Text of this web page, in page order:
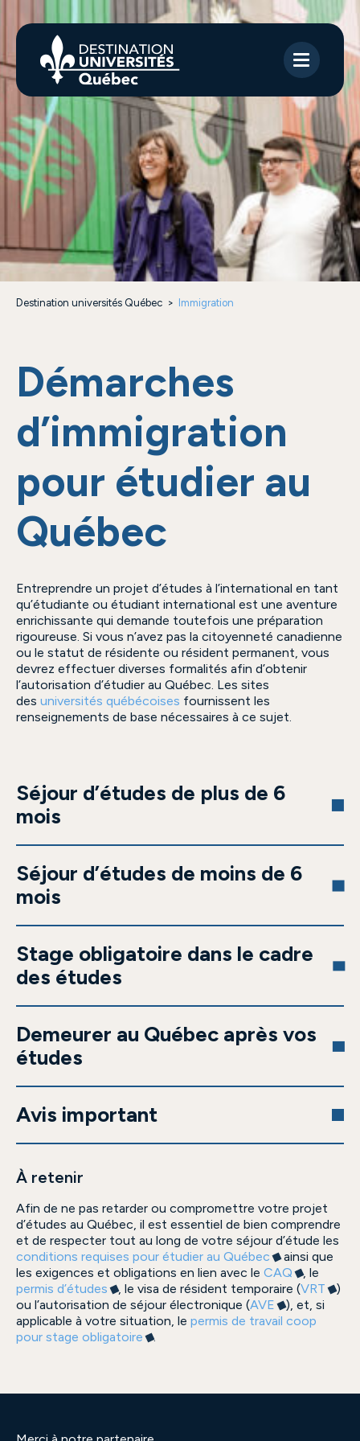
Destination universités Québec > Immigration
Démarches
d’immigration
pour étudier au
Québec
Entreprendre un projet d’études à l’international en tant
qu’étudiante ou étudiant international est une aventure
enrichissante qui demande toutefois une préparation
rigoureuse. Si vous n’avez pas la citoyenneté canadienne
ou le statut de résidente ou résident permanent, vous
devrez effectuer diverses formalités afin d’obtenir
l’autorisation d’étudier au Québec. Les sites
des universités québécoises fournissent les
renseignements de base nécessaires à ce sujet.
Séjour d’études de plus de 6
mois
Séjour d’études de moins de 6
mois
Stage obligatoire dans le cadre
des études
Demeurer au Québec après vos
études
Avis important
À retenir
Afin de ne pas retarder ou compromettre votre projet
d’études au Québec, il est essentiel de bien comprendre
et de respecter tout au long de votre séjour d’étude les
conditions requises pour étudier au Québec
ainsi que
les exigences et obligations en lien avec le CAQ
, le
permis d’études
, le visa de résident temporaire (VRT
)
ou l’autorisation de séjour électronique (AVE
), et, si
applicable à votre situation, le permis de travail coop
pour stage obligatoire
.